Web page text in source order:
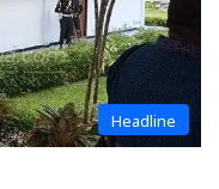
Headline